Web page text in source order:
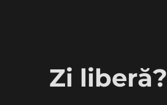
Zi liberă?